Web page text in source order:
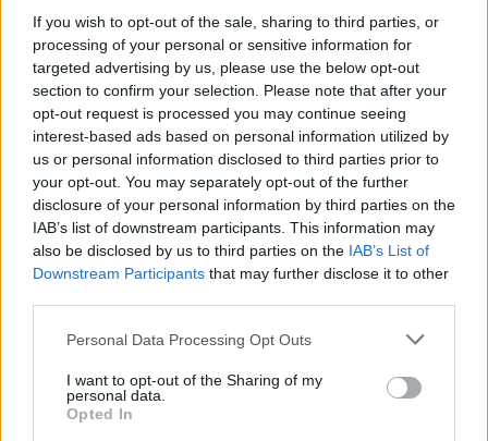
If you wish to opt-out of the sale, sharing to third parties, or
processing of your personal or sensitive information for
targeted advertising by us, please use the below opt-out
section to confirm your selection. Please note that after your
opt-out request is processed you may continue seeing
interest-based ads based on personal information utilized by
us or personal information disclosed to third parties prior to
your opt-out. You may separately opt-out of the further
disclosure of your personal information by third parties on the
IAB’s list of downstream participants. This information may
also be disclosed by us to third parties on the IAB’s List of
Downstream Participants that may further disclose it to other
Personal Data Processing Opt Outs
I want to opt-out of the Sharing of my
personal data.
Opted In
Prisijungti komentatoriams
Sveikata